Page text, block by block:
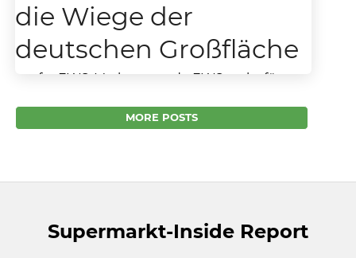
die Wiege der
deutschen Großfläche
Laufer EWS-Markt sagt ade EWS steht für
Steht hier tatsächlich die ehemalige Wiege...
MORE POSTS
Supermarkt-Inside Report